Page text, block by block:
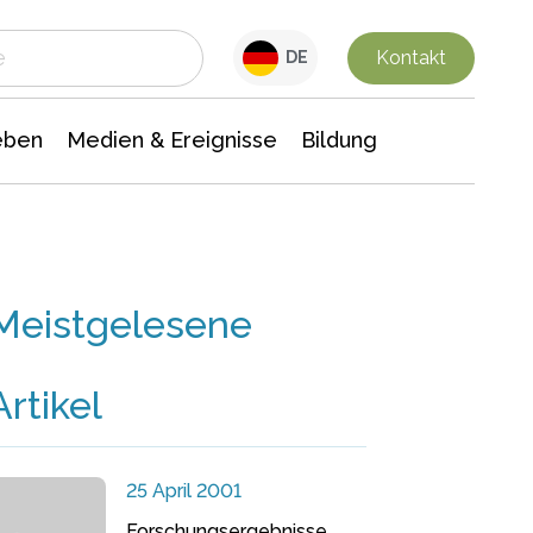
DE Kontakt
Medien & Ereignisse Bildung
25 April 2001